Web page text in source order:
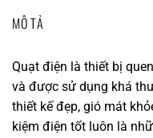
MÔ TẢ
Quạt điện là thiết bị
và được sử dụng khá
thiết kế đẹp, gió mát
kiệm điện tốt luôn là